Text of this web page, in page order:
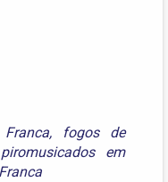
,
fogos de
em